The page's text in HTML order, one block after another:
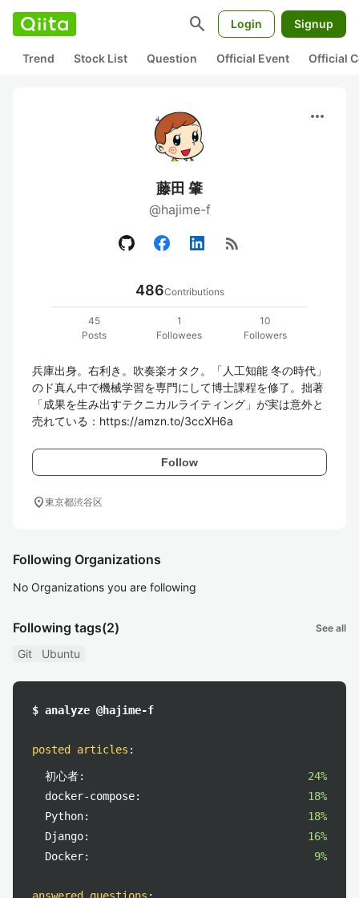
search Login Signup
Trend Stock List Question Official Event Official
more_horiz
藤田 肇
@hajime-f
rss_feed
486Contributions
45
Posts
1
Followees
10
Followers
兵庫出身。右利き。吹奏楽オタク。「人工知能 冬の時代」
のド真ん中で機械学習を専門にして博士課程を修了。拙著
「成果を生み出すテクニカルライティング」が実は意外と
売れている：https://amzn.to/3ccXH6a
Follow
location_on東京都渋谷区
Following Organizations
No Organizations you are following
Following tags(2) See all
Git Ubuntu
$ analyze @hajime-f
posted articles :
初心者:
24%
docker-compose:
18%
Python:
18%
Django:
16%
Docker:
9%